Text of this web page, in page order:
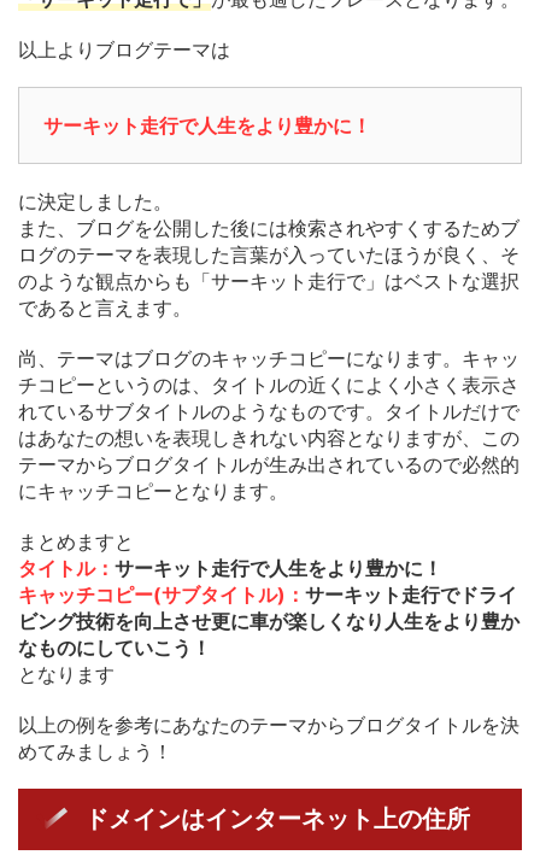
以上よりブログテーマは
サーキット走行で人生をより豊かに！
に決定しました。
また、ブログを公開した後には検索されやすくするためブ
ログのテーマを表現した言葉が入っていたほうが良く、そ
のような観点からも「サーキット走行で」はベストな選択
であると言えます。
尚、テーマはブログのキャッチコピーになります。キャッ
チコピーというのは、タイトルの近くによく小さく表示さ
れているサブタイトルのようなものです。タイトルだけで
はあなたの想いを表現しきれない内容となりますが、この
テーマからブログタイトルが生み出されているので必然的
にキャッチコピーとなります。
まとめますと
タイトル： サーキット走行で人生をより豊かに！
キャッチコピー(サブタイトル)： サーキット走行でドライ
ビング技術を向上させ更に車が楽しくなり人生をより豊か
なものにしていこう！
となります
以上の例を参考にあなたのテーマからブログタイトルを決
めてみましょう！
ドメインはインターネット上の住所